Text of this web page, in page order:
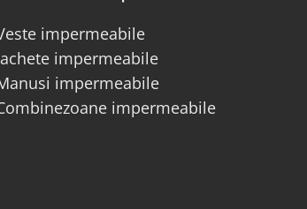
impermeabile
impermeabile
impermeabile
impermeabile